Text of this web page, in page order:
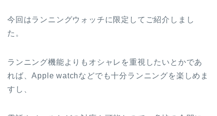
今回はランニングウォッチに限定してご紹介しまし
た。
ランニング機能よりもオシャレを重視したいとかであ
れば、Apple watchなどでも十分ランニングを楽しめま
すし、